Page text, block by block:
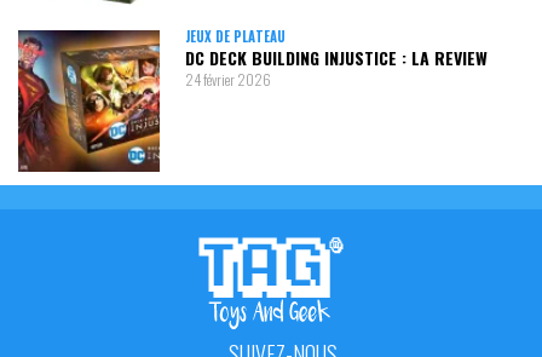
JEUX DE PLATEAU
DC DECK BUILDING INJUSTICE : LA REVIEW
24 février 2026